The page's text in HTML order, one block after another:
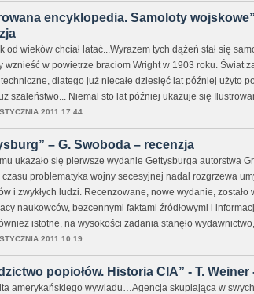
encyklopedia. Samoloty
od wieków chciał latać...Wyrazem tych dążeń stał się
wznieść w powietrze braciom Wright w 1903 roku. Świat
dlatego już niecałe dziesięć lat później użyto
szaleństwo... Niemal sto lat później ukazuje się
2011 17:44
– G. Swoboda – recenzja
ukazało się pierwsze wydanie Gettysburga autorstwa
czasu problematyka wojny secesyjnej nadal rozgrzewa
i zwykłych ludzi. Recenzowane, nowe wydanie,
naukowców, bezcennymi faktami źródłowymi i
istotne, na wysokości zadania stanęło
2011 10:19
popiołów. Historia CIA” - T. Weiner
amerykańskiego wywiadu…Agencja skupiająca w swych